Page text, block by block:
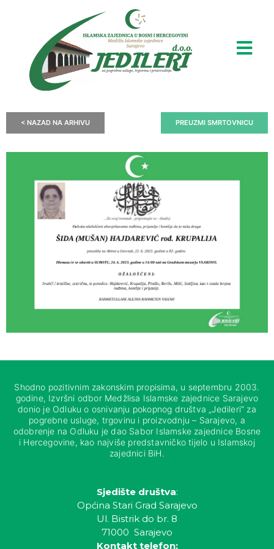
< NAZAD NA ARHIVU PREUZMI SMRTOVNICU
Shodno pozitivnim zakonskim propisima, u septembru 2003.
godine, Izvršni odbor Medžlisa Islamske zajednice Sarajevo
donio je Odluku o osnivanju pokopnog društva „Jedileri“ za
pogrebne usluge, trgovinu i proizvodnju – Sarajevo, a
odobrenje na Odluku je dao Sabor Islamske zajednice Bosne
i Hercegovine, kao najviše predstavničko tijelo u Islamskoj
zajednici BiH.
Sjedište društva:
Općina Stari Grad Sarajevo
Ul. Bistrik do br. 8
71000 Sarajevo
Kontakt telefon: